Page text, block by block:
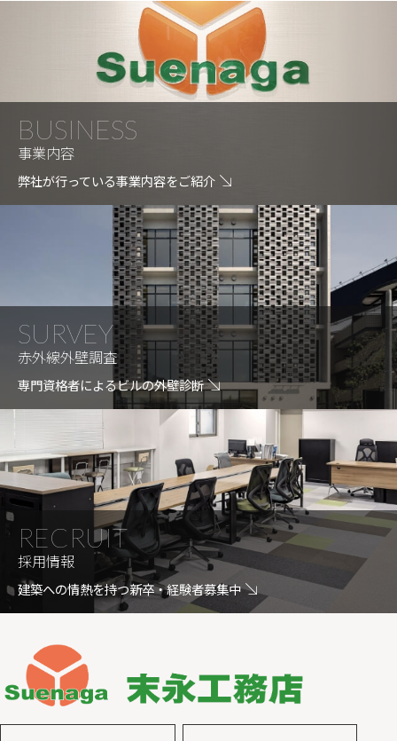
BUSINESS
事業内容
弊社が行っている事業内容をご紹介
SURVEY
赤外線外壁調査
専門資格者によるビルの外壁診断
RECRUIT
採用情報
建築への情熱を持つ新卒・経験者募集中